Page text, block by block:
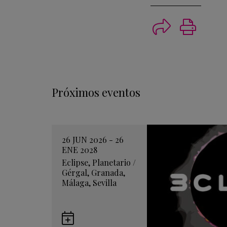
Próximos eventos
26 JUN 2026 - 26
ENE 2028
Eclipse, Planetario /
Gérgal, Granada,
Málaga, Sevilla